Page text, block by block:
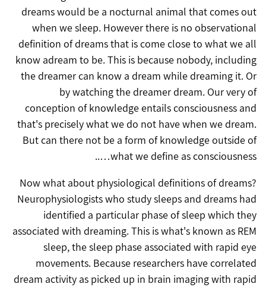
dreams would be a nocturnal animal that comes out
when we sleep. However there is no observational
definition of dreams that is come close to what we all
know adream to be. This is because nobody, including
the dreamer can know a dream while dreaming it. Or
by watching the dreamer dream. Our very of
conception of knowledge entails consciousness and
that's precisely what we do not have when we dream.
But can there not be a form of knowledge outside of
what we define as consciousness…..
Now what about physiological definitions of dreams?
Neurophysiologists who study sleeps and dreams had
identified a particular phase of sleep which they
associated with dreaming. This is what's known as REM
sleep, the sleep phase associated with rapid eye
movements. Because researchers have correlated
dream activity as picked up in brain imaging with rapid